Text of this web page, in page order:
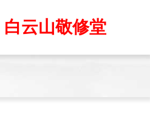
白云山敬修堂